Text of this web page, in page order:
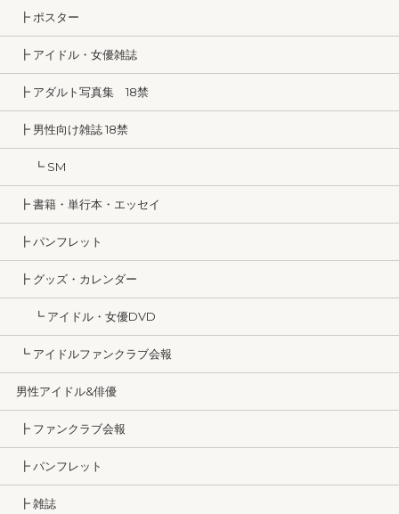
┣ ポスター
┣ アイドル・女優雑誌
┣ アダルト写真集 18禁
┣ 男性向け雑誌 18禁
┗ SM
┣ 書籍・単行本・エッセイ
┣ パンフレット
┣ グッズ・カレンダー
┗ アイドル・女優DVD
┗ アイドルファンクラブ会報
男性アイドル&俳優
┣ ファンクラブ会報
┣ パンフレット
┣ 雑誌